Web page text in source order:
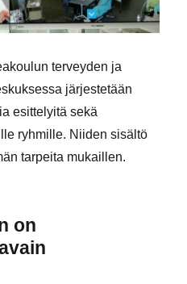
terveyden ja
järjestetään
esittelyitä sekä
ryhmille. Niiden sisältö
tarpeita mukaillen.
on